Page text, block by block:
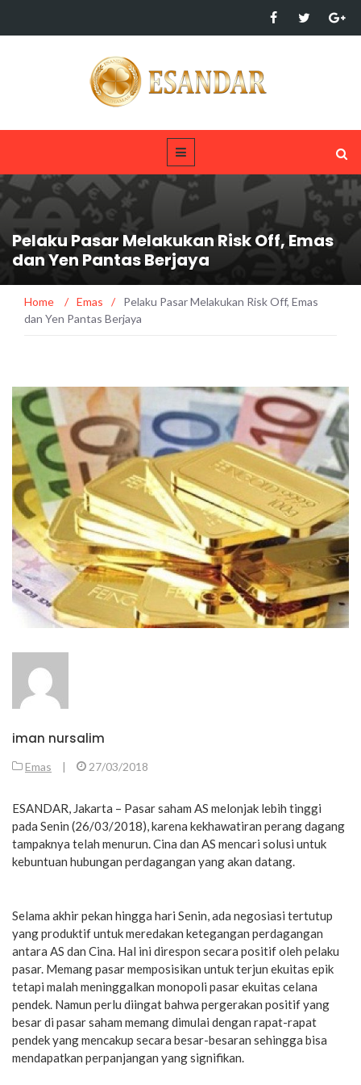
Pelaku Pasar Melakukan Risk Off, Emas
dan Yen Pantas Berjaya
Home / Emas /
Pelaku Pasar Melakukan Risk Off, Emas
dan Yen Pantas Berjaya
iman nursalim
Emas | 27/03/2018
ESANDAR, Jakarta – Pasar saham AS melonjak lebih tinggi
pada Senin (26/03/2018), karena kekhawatiran perang dagang
tampaknya telah menurun. Cina dan AS mencari solusi untuk
kebuntuan hubungan perdagangan yang akan datang.
Selama akhir pekan hingga hari Senin, ada negosiasi tertutup
yang produktif untuk meredakan ketegangan perdagangan
antara AS dan Cina. Hal ini direspon secara positif oleh pelaku
pasar. Memang pasar memposisikan untuk terjun ekuitas epik
tetapi malah meninggalkan monopoli pasar ekuitas celana
pendek. Namun perlu diingat bahwa pergerakan positif yang
besar di pasar saham memang dimulai dengan rapat-rapat
pendek yang mencakup secara besar-besaran sehingga bisa
mendapatkan perpanjangan yang signifikan.